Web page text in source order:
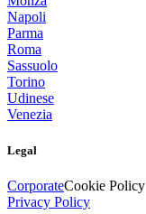
Napoli
Parma
Roma
Sassuolo
Torino
Udinese
Venezia
Legal
CorporateCookie Policy
Privacy Policy